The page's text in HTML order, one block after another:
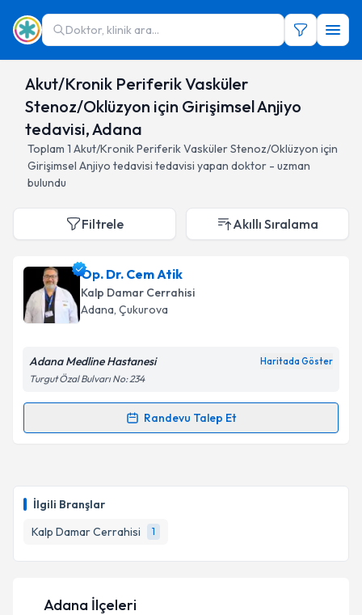
Doktor, klinik ara...
Akut/Kronik Periferik Vasküler
Stenoz/Oklüzyon için Girişimsel Anjiyo
tedavisi, Adana
Toplam 1 Akut/Kronik Periferik Vasküler Stenoz/Oklüzyon için
Girişimsel Anjiyo tedavisi tedavisi yapan doktor - uzman
bulundu
İlgili Branşlar
Kalp Damar Cerrahisi
1
Filtrele Akıllı Sıralama
Op. Dr. Cem Atik
Kalp Damar Cerrahisi
Adana, Çukurova
Adana Medline Hastanesi Haritada Göster
Turgut Özal Bulvarı No: 234
Randevu Talep Et
Randevu Takvimi Talebi
takvim hazırlandığında e-posta ile bilgilendireceğiz.
E-posta Adresiniz
Adana İlçeleri